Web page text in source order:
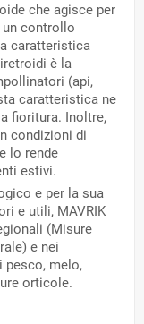
che agisce per
controllo
caratteristica
è la
(api,
caratteristica ne
fioritura. Inoltre,
condizioni di
lo rende
estivi.
e per la sua
e utili, MAVRIK
(Misure
e nei
pesco, melo,
orticole.